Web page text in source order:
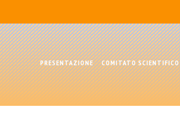
PRESENTAZIONE COMITATO SCIENTIFICO